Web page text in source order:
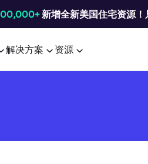
新增全新美国住宅资源！
解决方案 资源